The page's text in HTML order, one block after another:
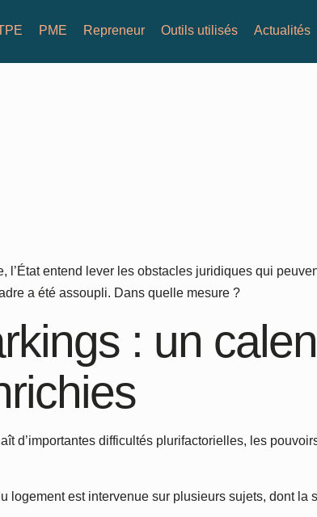
PME Repreneur Outils utilisés Actualités
l’État entend lever les obstacles juridiques qui
a été assoupli. Dans quelle mesure ?
: un
d’importantes difficultés plurifactorielles, les
logement est intervenue sur plusieurs sujets, dont la